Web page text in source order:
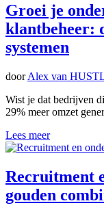
Groei je
klantbeheer:
systemen
doorAlex van
Wist je dat bedrijven
29% meer omzet
Lees meer
Recruitment
gouden